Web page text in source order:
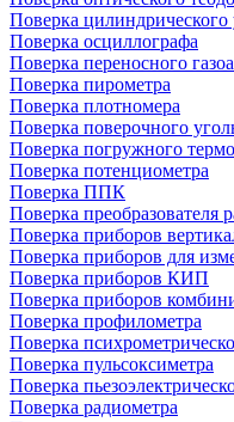
Поверка цилиндрического
Поверка осциллографа
Поверка переносного
Поверка пирометра
Поверка плотномера
Поверка поверочного
Поверка погружного
Поверка потенциометра
Поверка ППК
Поверка преобразователя
Поверка приборов
Поверка приборов для
Поверка приборов КИП
Поверка приборов
Поверка профилометра
Поверка
Поверка пульсоксиметра
Поверка
Поверка радиометра